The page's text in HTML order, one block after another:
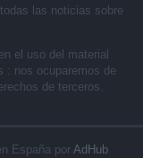
las noticias sobre
el uso del material
: nos ocuparemos de
de terceros.
España por AdHub